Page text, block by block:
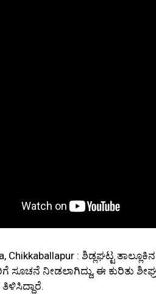
Chikkaballapur : ಶಿಡ್ಲಘಟ್ಟ
ಸೂಚನೆ ನೀಡಲಾಗಿದ್ದು, ಈ ಕುರಿತು